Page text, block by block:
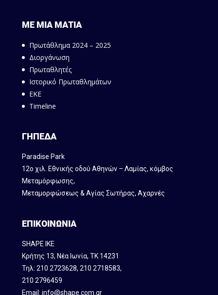
ΜΕ ΜΙΑ ΜΑΤΙΑ
Πρωτάθλημα 2024 – 2025
Διοργάνωση
Πρωταθλητές
Ιστορικό Πρωταθλημάτων
ΕΚΕ
Timeline
ΓΗΠΕΔΑ
Paradise Park
12ο χιλ. Εθνικής οδού Αθηνών – Λαμίας, κόμβος
Mεταμόρφωσης,
Μεταμορφώσεως & Αγίας Σωτήρας, Αχαρνές
ΕΠΙΚΟΙΝΩΝΙΑ
SHAPE IKE
Κρήτης 13, Νέα Ιωνία, ΤΚ 14231
Τηλ: 210 2723628, 210 2718583,
210 2796459
Email: info@shape.com.gr